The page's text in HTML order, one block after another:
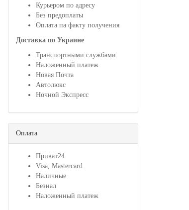
Курьером по адресу
Без предоплаты
Оплата па факту получения
Доставка по Украине
Транспортными службами
Наложенный платеж
Новая Почта
Автолюкс
Ночной Экспресс
Оплата
Приват24
Visa, Mastercard
Наличные
Безнал
Наложенный платеж